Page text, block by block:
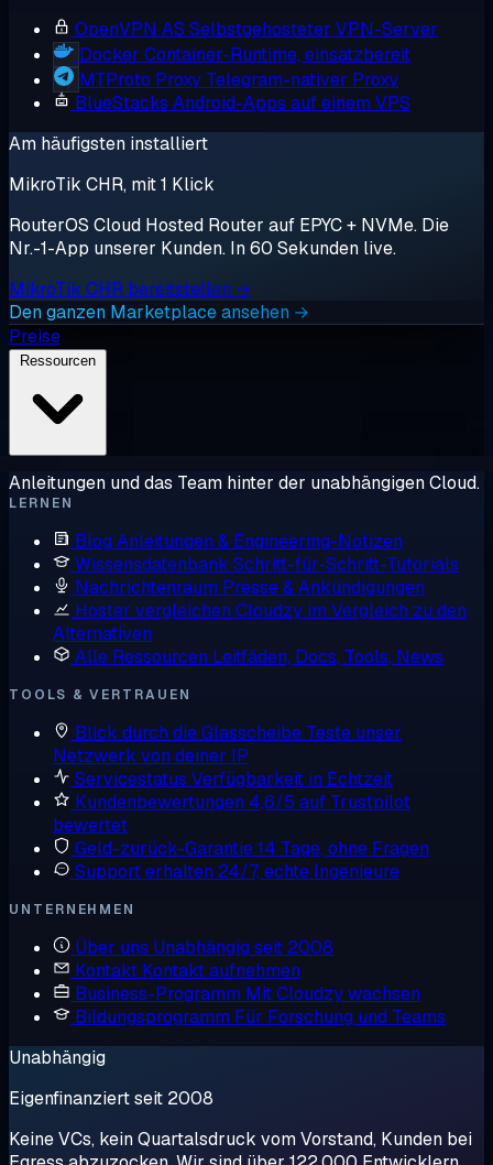
OpenVPN AS Selbstgehosteter VPN-Server
Docker Container-Runtime, einsatzbereit
MTProto Proxy Telegram-nativer Proxy
BlueStacks Android-Apps auf einem VPS
Am häufigsten installiert
MikroTik CHR, mit 1 Klick
RouterOS Cloud Hosted Router auf EPYC + NVMe. Die
Nr.-1-App unserer Kunden. In 60 Sekunden live.
MikroTik CHR bereitstellen →
Den ganzen Marketplace ansehen →
Preise
Anleitungen und das Team hinter der unabhängigen Cloud.
LERNEN
Blog Anleitungen & Engineering-Notizen
Wissensdatenbank Schritt-für-Schritt-Tutorials
Nachrichtenraum Presse & Ankündigungen
Hoster vergleichen Cloudzy im Vergleich zu den
Alternativen
Alle Ressourcen Leitfäden, Docs, Tools, News
TOOLS & VERTRAUEN
Blick durch die Glasscheibe Teste unser
Netzwerk von deiner IP
Servicestatus Verfügbarkeit in Echtzeit
Kundenbewertungen 4,6/5 auf Trustpilot
bewertet
Geld-zurück-Garantie14 Tage, ohne Fragen
Support erhalten 24/7, echte Ingenieure
UNTERNEHMEN
Über uns Unabhängig seit 2008
Kontakt Kontakt aufnehmen
Business-Programm Mit Cloudzy wachsen
Bildungsprogramm Für Forschung und Teams
Unabhängig
Eigenfinanziert seit 2008
Keine VCs, kein Quartalsdruck vom Vorstand, Kunden bei